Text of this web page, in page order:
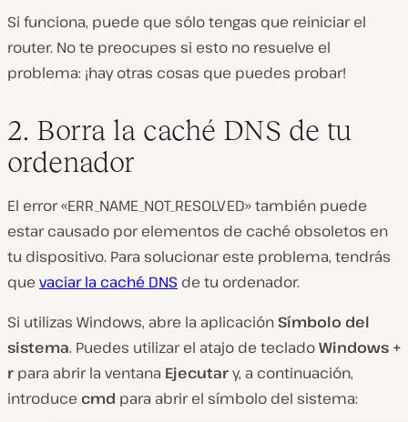
Si funciona, puede que sólo tengas que reiniciar el
router. No te preocupes si esto no resuelve el
problema: ¡hay otras cosas que puedes probar!
2. Borra la caché DNS de tu
ordenador
El error «ERR_NAME_NOT_RESOLVED» también puede
estar causado por elementos de caché obsoletos en
tu dispositivo. Para solucionar este problema, tendrás
que vaciar la caché DNS de tu ordenador.
Si utilizas Windows, abre la aplicación Símbolo del
sistema. Puedes utilizar el atajo de tecladoWindows +
r para abrir la ventana Ejecutary, a continuación,
introduce cmd para abrir el símbolo del sistema: